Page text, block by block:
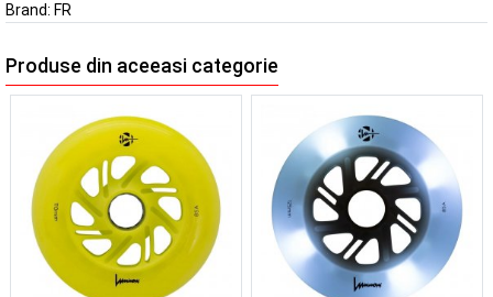
Brand: FR
Produse din aceeasi categorie